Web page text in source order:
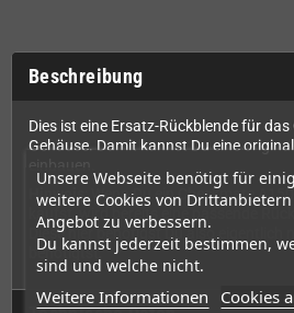
Unsere Webseite benötigt für
weitere Cookies von
Angebot zu verbessern.
Du kannst jederzeit bestimmen,
sind und welche nicht.
Weitere Informationen Cookies
Beschreibung
Dies ist eine Ersatz-Rückblende für
Gehäuse. Damit kannst Du eine
Hinweis: Wenn Du ein Checkmate
kaufst, wird bereits eine passende
Diese hier benötigst Du also eigentlich
benötigtst,